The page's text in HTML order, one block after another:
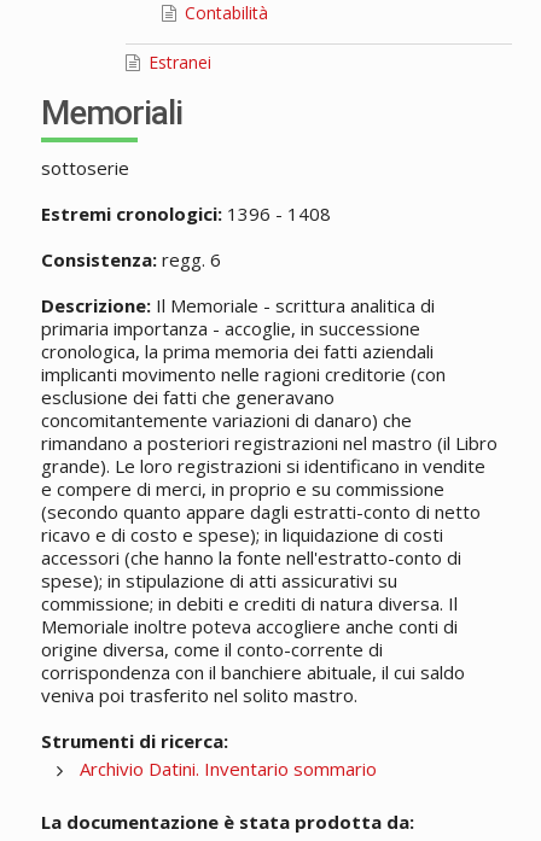
Contabilità
Estranei
Memoriali
sottoserie
Estremi cronologici:1396 - 1408
Consistenza:regg. 6
Descrizione:Il Memoriale - scrittura analitica di
primaria importanza - accoglie, in successione
cronologica, la prima memoria dei fatti aziendali
implicanti movimento nelle ragioni creditorie (con
esclusione dei fatti che generavano
concomitantemente variazioni di danaro) che
rimandano a posteriori registrazioni nel mastro (il Libro
grande). Le loro registrazioni si identificano in vendite
e compere di merci, in proprio e su commissione
(secondo quanto appare dagli estratti-conto di netto
ricavo e di costo e spese); in liquidazione di costi
accessori (che hanno la fonte nell'estratto-conto di
spese); in stipulazione di atti assicurativi su
commissione; in debiti e crediti di natura diversa. Il
Memoriale inoltre poteva accogliere anche conti di
origine diversa, come il conto-corrente di
corrispondenza con il banchiere abituale, il cui saldo
veniva poi trasferito nel solito mastro.
Strumenti di ricerca:
Archivio Datini. Inventario sommario
La documentazione è stata prodotta da: